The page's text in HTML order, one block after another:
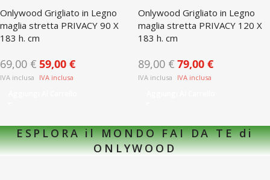
Onlywood Grigliato in Legno
maglia stretta PRIVACY 90 X
183 h. cm
69,00 € 59,00 €
Onlywood Grigliato in Legno
maglia stretta PRIVACY 120 X
183 h. cm
89,00 € 79,00 €
ESPLORA il MONDO FAI DA TE di
ONLYWOOD